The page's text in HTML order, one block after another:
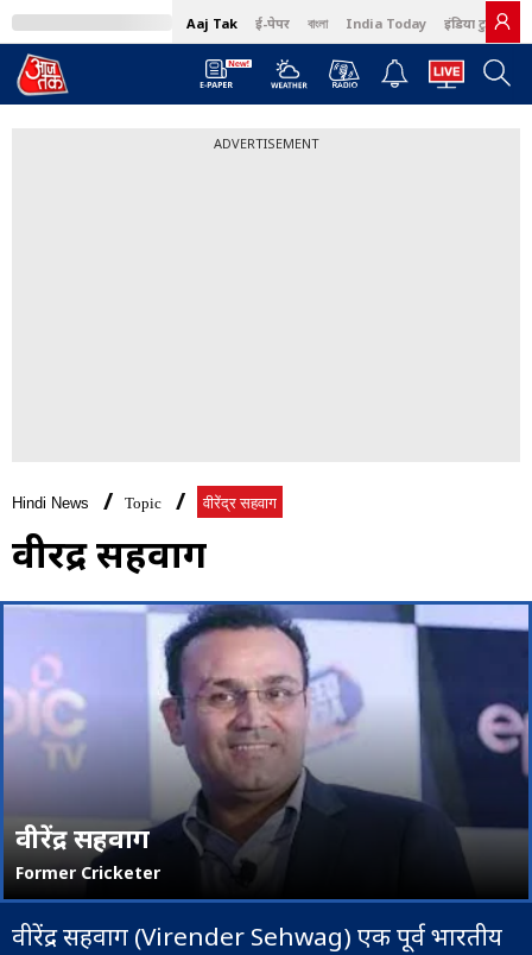
Aaj Tak ई-पेपर বাংলা India Today इंडिया टुडे हिंदी
ADVERTISEMENT
Hindi News Topic वीरेंद्र सहवाग
वीरेंद्र सहवाग
वीरेंद्र सहवाग
Former Cricketer
वीरेंद्र सहवाग (Virender Sehwag) एक पूर्व भारतीय